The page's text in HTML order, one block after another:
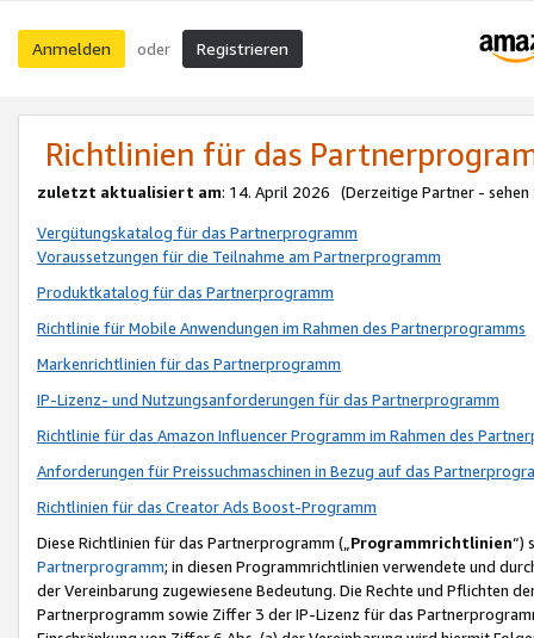
Anmelden oder Registrieren
Richtlinien für das
zuletzt aktualisiert am: 14. April 2026 (Derzeitige Partner - sehen
Vergütungskatalog für das Partnerprogramm
Voraussetzungen für die Teilnahme am Partnerprogramm
Produktkatalog für das Partnerprogramm
Richtlinie für Mobile Anwendungen im Rahmen des Partnerprogramms
Markenrichtlinien für das Partnerprogramm
IP-Lizenz- und Nutzungsanforderungen für das Partnerprogramm
Richtlinie für das Amazon Influencer Programm im Rahmen des
Anforderungen für Preissuchmaschinen in Bezug auf das
Richtlinien für das Creator Ads Boost-Programm
Diese Richtlinien für das Partnerprogramm („Programmrichtlinien“)
Partnerprogramm; in diesen Programmrichtlinien verwendete und
der Vereinbarung zugewiesene Bedeutung. Die Rechte und Pflichten
Partnerprogramm sowie Ziffer 3 der IP-Lizenz für das